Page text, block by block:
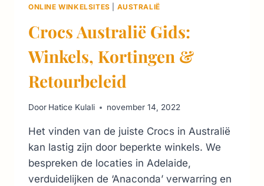
ONLINE WINKELSITES AUSTRALIË
Crocs Australië Gids:
Winkels, Kortingen &
Retourbeleid
Door Hatice Kulali november 14, 2022
Het vinden van de juiste Crocs in Australië
kan lastig zijn door beperkte winkels. We
bespreken de locaties in Adelaide,
verduidelijken de ‘Anaconda’ verwarring en